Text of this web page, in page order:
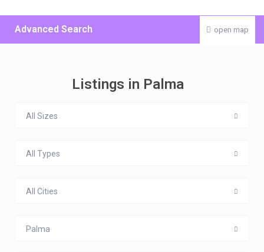
open map
Advanced Search
Listings in Palma
All Sizes
All Types
All Cities
Palma